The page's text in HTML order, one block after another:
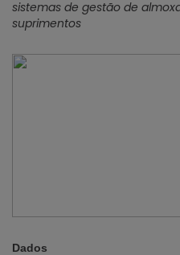
sistemas de gestão de
suprimentos
Dados